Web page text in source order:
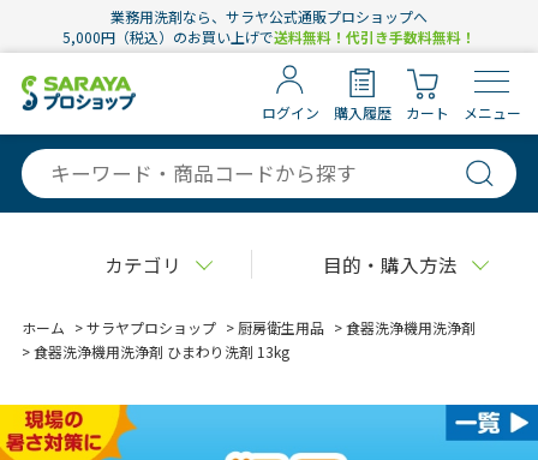
業務用洗剤なら、サラヤ公式通販プロショップへ
5,000円（税込）のお買い上げで送料無料！代引き手数料無料！
ログイン 購入履歴 カート メニュー
カテゴリ 目的・購入方法
ホーム >サラヤプロショップ > 厨房衛生用品 >食器洗浄機用洗浄剤
>食器洗浄機用洗浄剤 ひまわり洗剤 13kg